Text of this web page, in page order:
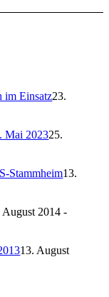
im Einsatz23.
Mai 202325.
Stammheim13.
August 2014 -
13. August